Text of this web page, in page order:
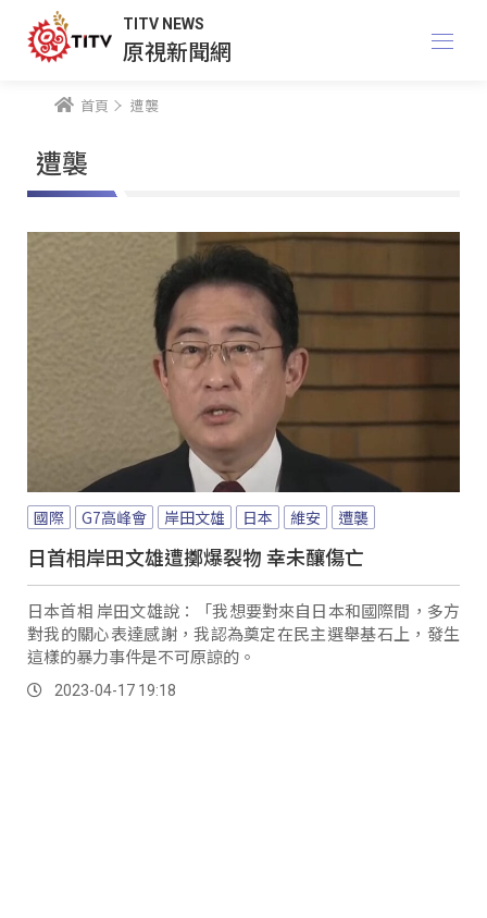
TITV NEWS
原視新聞網
首頁 遭襲
遭襲
國際 G7高峰會 岸田文雄 日本 維安 遭襲
日首相岸田文雄遭擲爆裂物 幸未釀傷亡
日本首相 岸田文雄說：「我想要對來自日本和國際間，多方
對我的關心表達感謝，我認為奠定在民主選舉基石上，發生
這樣的暴力事件是不可原諒的。
2023-04-17 19:18